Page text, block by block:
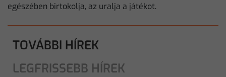
egészében birtokolja, az uralja a játékot.
TOVÁBBI HÍREK
LEGFRISSEBB HÍREK